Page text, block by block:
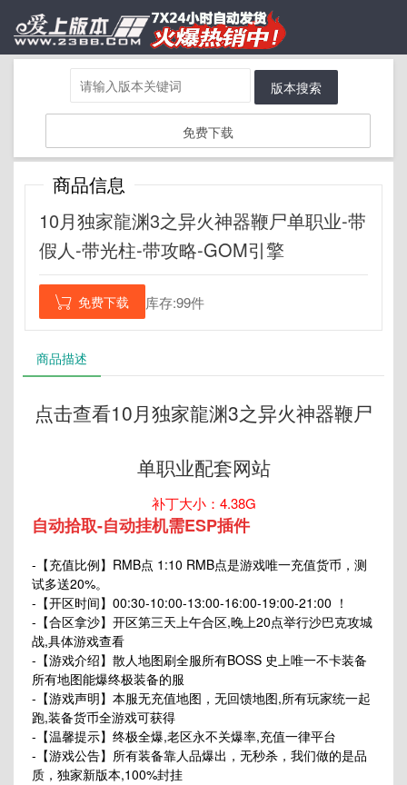
版本搜索
免费下载
商品信息
10月独家龍渊3之异火神器鞭尸单职业-带
假人-带光柱-带攻略-GOM引擎
 免费下载 库存:99件
商品描述
点击查看10月独家龍渊3之异火神器鞭尸
单职业配套网站
补丁大小：4.38G
自动拾取-自动挂机需ESP插件
-【充值比例】RMB点 1:10 RMB点是游戏唯一充值货币，测
试多送20%。
-【开区时间】00:30-10:00-13:00-16:00-19:00-21:00 ！
-【合区拿沙】开区第三天上午合区,晚上20点举行沙巴克攻城
战,具体游戏查看
-【游戏介绍】散人地图刷全服所有BOSS 史上唯一不卡装备
所有地图能爆终极装备的服
-【游戏声明】本服无充值地图，无回馈地图,所有玩家统一起
跑,装备货币全游戏可获得
-【温馨提示】终极全爆,老区永不关爆率,充值一律平台
-【游戏公告】所有装备靠人品爆出，无秒杀，我们做的是品
质，独家新版本,100%封挂